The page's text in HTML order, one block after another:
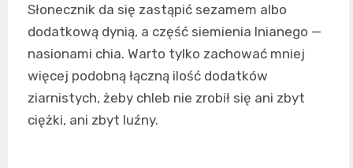
Słonecznik da się zastąpić sezamem albo
dodatkową dynią, a część siemienia lnianego —
nasionami chia. Warto tylko zachować mniej
więcej podobną łączną ilość dodatków
ziarnistych, żeby chleb nie zrobił się ani zbyt
ciężki, ani zbyt luźny.